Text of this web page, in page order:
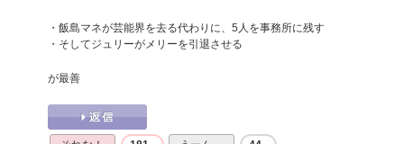
・飯島マネが芸能界を去る代わりに、5人を事務所に残す
・そしてジュリーがメリーを引退させる
が最善